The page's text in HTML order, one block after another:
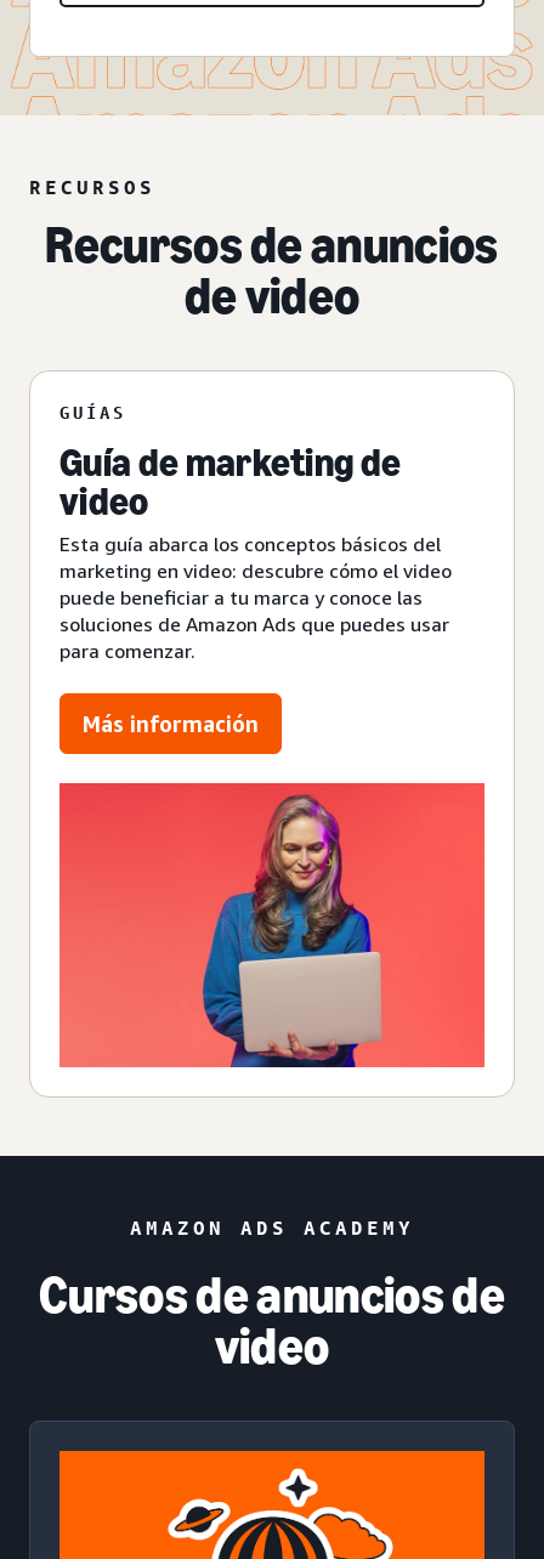
RECURSOS
Recursos de anuncios
de video
GUÍAS
Guía de marketing de
video
Esta guía abarca los conceptos básicos del
marketing en video: descubre cómo el video
puede beneficiar a tu marca y conoce las
soluciones de Amazon Ads que puedes usar
para comenzar.
Más información
AMAZON ADS ACADEMY
Cursos de anuncios de
video